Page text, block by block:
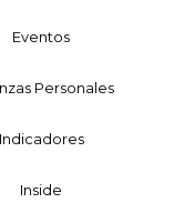
Eventos
Personales
Indicadores
Inside